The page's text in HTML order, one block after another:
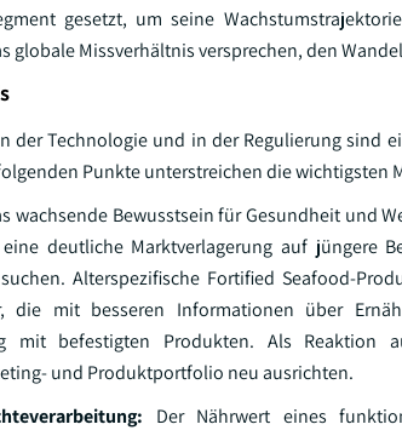
gesetzt, um seine
globale Missverhältnis versprechen, den
der Technologie und in der Regulierung sind
Punkte unterstreichen die wichtigsten
wachsende Bewusstsein für Gesundheit und
deutliche Marktverlagerung auf jüngere
Alterspezifische Fortified Seafood-
die mit besseren Informationen über
mit befestigten Produkten. Als Reaktion
und Produktportfolio neu ausrichten.
Der Nährwert eines